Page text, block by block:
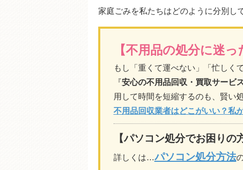
家庭ごみを私たちはどのように分別し
【不用品の処分に迷っ
もし「重くて運べない」「忙しく
『安心の不用品回収・買取サービ
用して時間を短縮するのも、賢い
不用品回収業者はどこがいい？私
【パソコン処分でお困りの
詳しくは…パソコン処分方法